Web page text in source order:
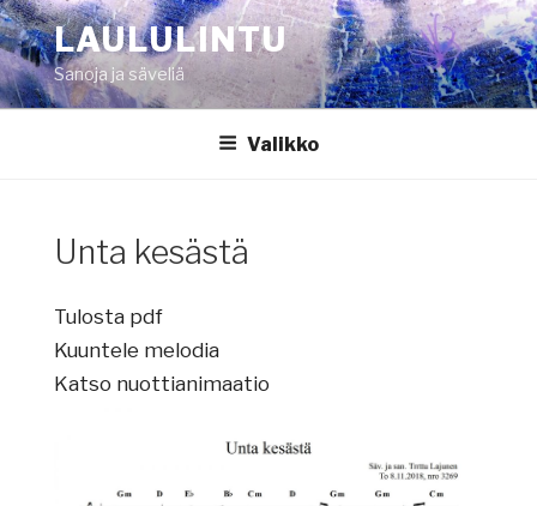
Siirry
sisältöönLAULULINTU
Sanoja ja säveliä
Valikko
Unta kesästä
Tulosta pdf
Kuuntele melodia
Katso nuottianimaatio